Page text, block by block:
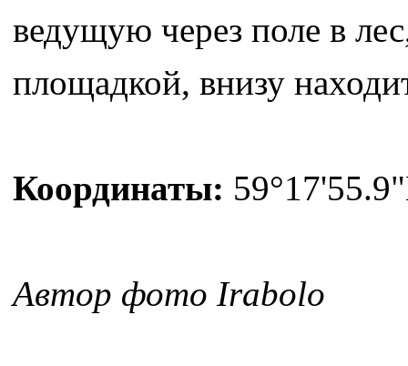
ведущую через поле в
площадкой, внизу
Координаты:
Автор фото Irabolo